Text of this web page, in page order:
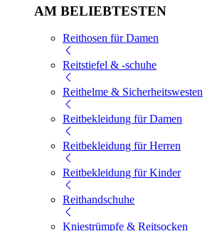
AM BELIEBTESTEN
Reithosen für Damen
Reitstiefel & -schuhe
Reithelme & Sicherheitswesten
Reitbekleidung für Damen
Reitbekleidung für Herren
Reitbekleidung für Kinder
Reithandschuhe
Kniestrümpfe & Reitsocken